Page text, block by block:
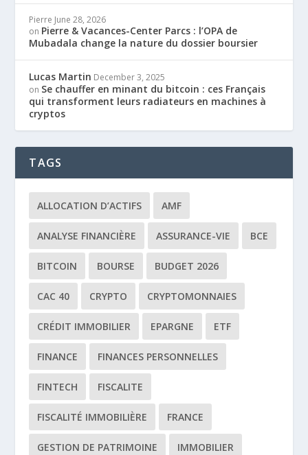
Pierre June 28, 2026
on Pierre & Vacances-Center Parcs : l’OPA de
Mubadala change la nature du dossier boursier
Lucas Martin December 3, 2025
on Se chauffer en minant du bitcoin : ces Français
qui transforment leurs radiateurs en machines à
cryptos
TAGS
ALLOCATION D’ACTIFS AMF
ANALYSE FINANCIÈRE ASSURANCE-VIE BCE
BITCOIN BOURSE BUDGET 2026
CAC 40 CRYPTO CRYPTOMONNAIES
CRÉDIT IMMOBILIER EPARGNE ETF
FINANCE FINANCES PERSONNELLES
FINTECH FISCALITE
FISCALITÉ IMMOBILIÈRE FRANCE
GESTION DE PATRIMOINE IMMOBILIER